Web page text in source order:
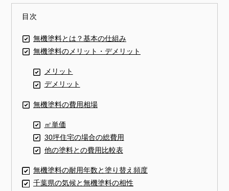
目次
無機塗料とは？基本の仕組み
無機塗料のメリット・デメリット
メリット
デメリット
無機塗料の費用相場
㎡単価
30坪住宅の場合の総費用
他の塗料との費用比較表
無機塗料の耐用年数と塗り替え頻度
千葉県の気候と無機塗料の相性